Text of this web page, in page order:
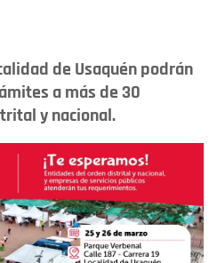
de Usaquén podrán
a más de 30
y nacional.